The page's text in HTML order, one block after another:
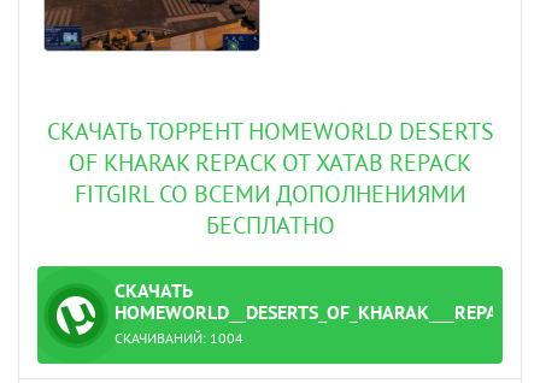
СКАЧАТЬ ТОРРЕНТ HOMEWORLD DESERTS
OF KHARAK REPACK ОТ XATAB REPACK
FITGIRL СО ВСЕМИ ДОПОЛНЕНИЯМИ
БЕСПЛАТНО
СКАЧАТЬ
ТОРРЕНТ
СКАЧИВАНИЙ: 1004